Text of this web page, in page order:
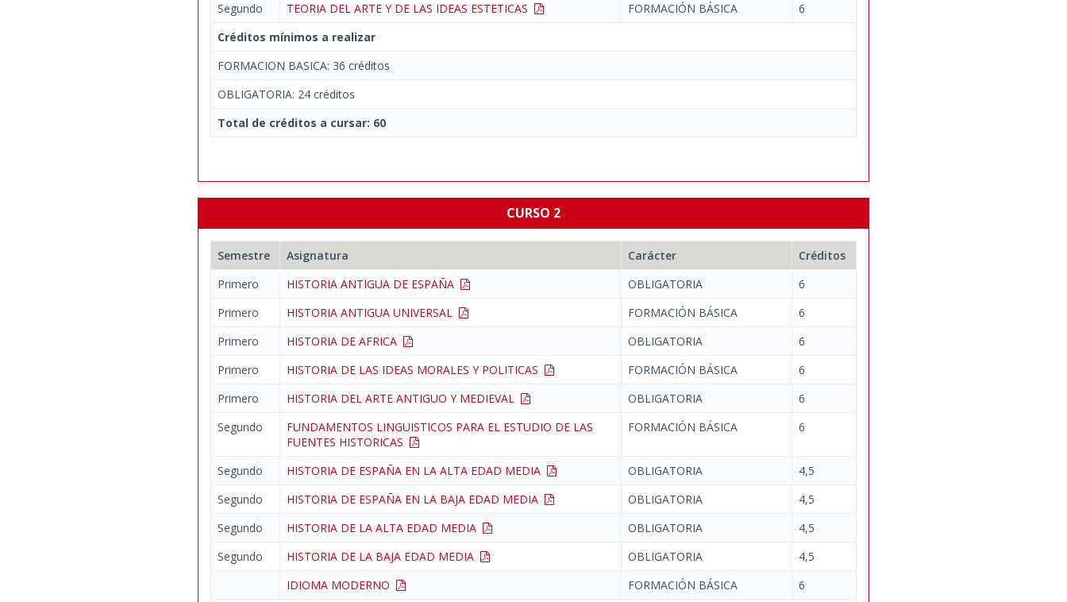
Segundo TEORIA DEL ARTE Y DE LAS IDEAS ESTETICAS FORMACIÓN BÁSICA
6
Créditos mínimos a realizar
FORMACION BASICA: 36 créditos
OBLIGATORIA: 24 créditos
Total de créditos a cursar: 60
CURSO 2
Semestre Asignatura Carácter
Créditos
Primero
HISTORIA ANTIGUA DE ESPAÑA OBLIGATORIA
6
Primero
HISTORIA ANTIGUA UNIVERSAL FORMACIÓN BÁSICA
6
Primero
HISTORIA DE AFRICA OBLIGATORIA
6
Primero
HISTORIA DE LAS IDEAS MORALES Y POLITICAS FORMACIÓN BÁSICA
6
Primero
HISTORIA DEL ARTE ANTIGUO Y MEDIEVAL OBLIGATORIA
6
Segundo
FUNDAMENTOS LINGUISTICOS PARA EL ESTUDIO DE LAS
FUENTES HISTORICAS
FORMACIÓN BÁSICA 6
Segundo HISTORIA DE ESPAÑA EN LA ALTA EDAD MEDIA OBLIGATORIA
4,5
Segundo
HISTORIA DE ESPAÑA EN LA BAJA EDAD MEDIA OBLIGATORIA
4,5
Segundo
HISTORIA DE LA ALTA EDAD MEDIA OBLIGATORIA
4,5
Segundo
HISTORIA DE LA BAJA EDAD MEDIA OBLIGATORIA
4,5
IDIOMA MODERNO
FORMACIÓN BÁSICA
6